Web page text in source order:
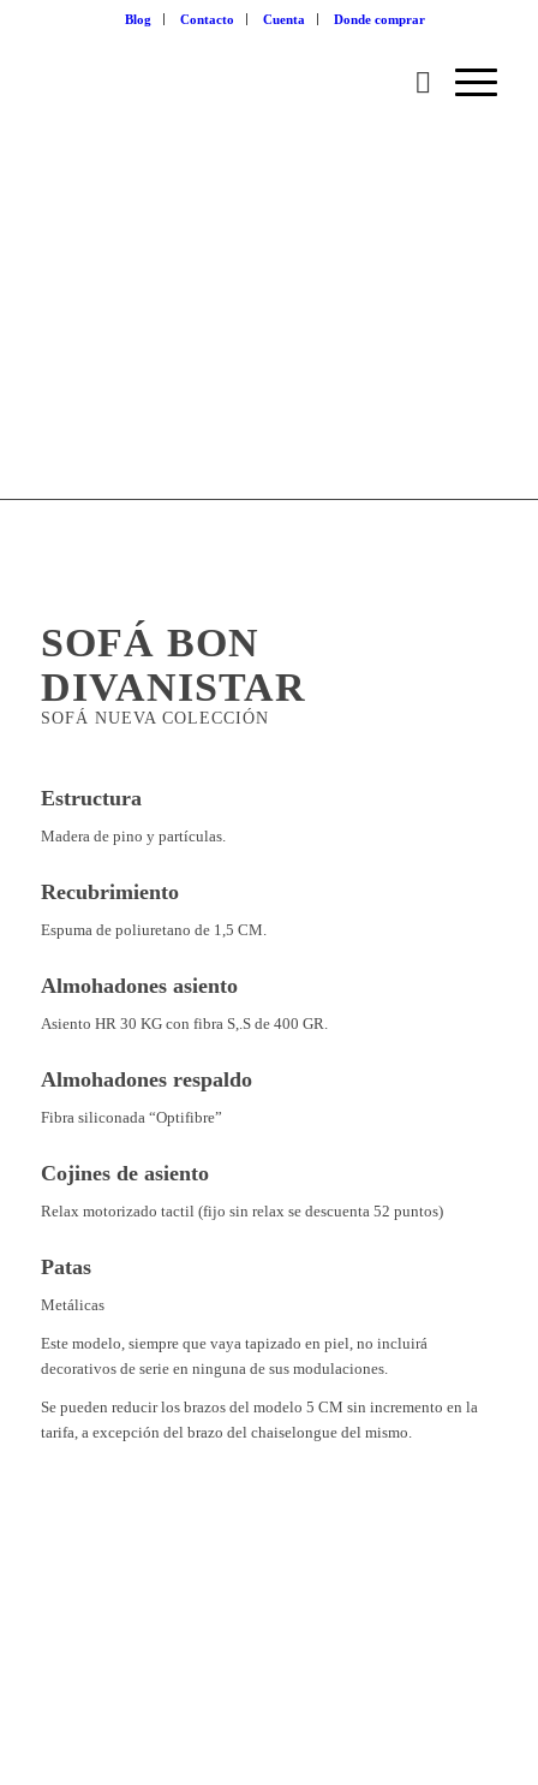
Blog Contacto Cuenta Donde comprar
SOFÁ BON
DIVANISTAR
SOFÁ NUEVA COLECCIÓN
Estructura
Madera de pino y partículas.
Recubrimiento
Espuma de poliuretano de 1,5 CM.
Almohadones asiento
Asiento HR 30 KG con fibra S,.S de 400 GR.
Almohadones respaldo
Fibra siliconada “Optifibre”
Cojines de asiento
Relax motorizado tactil (fijo sin relax se descuenta 52 puntos)
Patas
Metálicas
Este modelo, siempre que vaya tapizado en piel, no incluirá
decorativos de serie en ninguna de sus modulaciones.
Se pueden reducir los brazos del modelo 5 CM sin incremento en la
tarifa, a excepción del brazo del chaiselongue del mismo.